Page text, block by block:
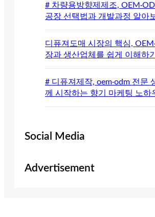
# 차량용방향제제조,
공장 선택법과 개발과정 알아
디퓨져도매 시장의 핵심,
장과 생산업체를 쉽게 이해하기
# 디퓨져제작, oem·odm 전문
께 시작하는 향기 마케팅 노하
Social Media
Advertisement